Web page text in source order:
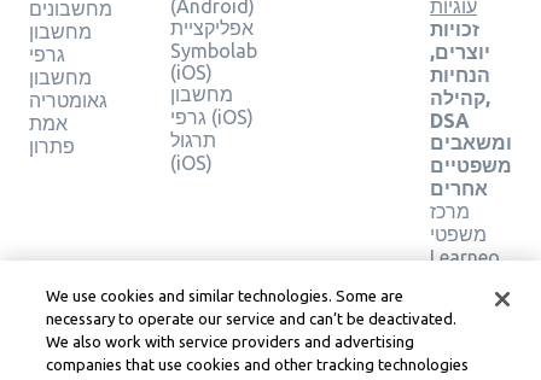
מחשבונים
מחשבון
גרפי
מחשבון
גאומטריה
אמת
פתרון
(Android)
אפליקציית
Symbolab
(iOS)
מחשבון
גרפי (iOS)
תרגול
(iOS)
עוגיות
זכויות
יוצרים,
הנחיות
קהילה,
DSA
ומשאבים
משפטיים
אחרים
מרכז
משפטי
Learneo
של
We use cookies and similar technologies. Some are
necessary to operate our service and can’t be deactivated.
We also work with service providers and advertising
companies that use cookies and other tracking technologies